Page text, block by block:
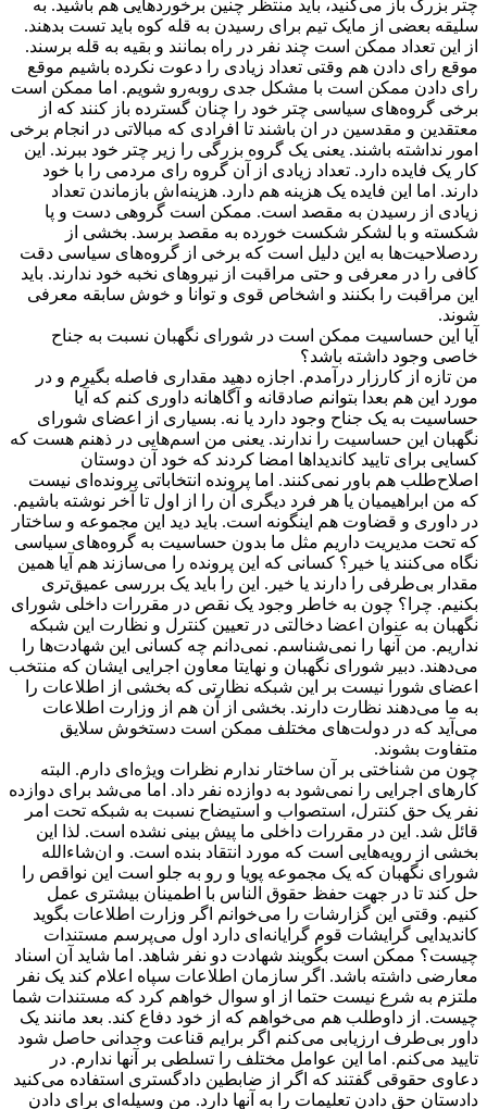
چتر بزرگ باز می‌کنید، باید منتظر چنین برخوردهایی هم باشید. به
سلیقه بعضی از مایک تیم برای رسیدن به قله کوه باید تست بدهند.
از این تعداد ممکن است چند نفر در راه بمانند و بقیه به قله برسند.
موقع رای دادن هم وقتی تعداد زیادی را دعوت نکرده باشیم موقع
رای دادن ممکن است با مشکل جدی روبه‌رو شویم. اما ممکن است
برخی گروه‌های سیاسی چتر خود را چنان گسترده باز کنند که از
معتقدین و مقدسین در ان باشند تا افرادی که مبالاتی در انجام برخی
امور نداشته باشند. یعنی یک گروه بزرگی را زیر چتر خود ببرند. این
کار یک فایده دارد. تعداد زیادی از آن گروه رای مردمی را با خود
دارند. اما این فایده یک هزینه هم دارد. هزینه‌اش بازماندن تعداد
زیادی از رسیدن به مقصد است. ممکن است گروهی دست و پا
شکسته و با لشکر شکست خورده به مقصد برسد. بخشی از
ردصلاحیت‌ها به این دلیل است که برخی از گروه‌های سیاسی دقت
کافی را در معرفی و حتی مراقبت از نیروهای نخبه خود ندارند. باید
این مراقبت را بکنند و اشخاص قوی و توانا و خوش سابقه معرفی
شوند.
آیا این حساسیت ممکن است در شورای نگهبان نسبت به جناح
خاصی وجود داشته باشد؟
من تازه از کارزار درآمدم. اجازه دهید مقداری فاصله بگیرم و در
مورد این هم بعدا بتوانم صادقانه و آگاهانه داوری کنم که آیا
حساسیت به یک جناح وجود دارد یا نه. بسیاری از اعضای شورای
نگهبان این حساسیت را ندارند. یعنی من اسم‌هایی در ذهنم هست که
کسایی برای تایید کاندیداها امضا کردند که خود آن دوستان
اصلاح‌طلب هم باور نمی‌کنند. اما پرونده انتخاباتی پرونده‌ای نیست
که من ابراهیمیان یا هر فرد دیگری آن را از اول تا آخر نوشته باشیم.
در داوری و قضاوت هم اینگونه است. باید دید این مجموعه و ساختار
که تحت مدیریت داریم مثل ما بدون حساسیت به گروه‌های سیاسی
نگاه می‌کنند یا خیر؟ کسانی که این پرونده را می‌سازند هم آیا همین
مقدار بی‌طرفی را دارند یا خیر. این را باید یک بررسی عمیق‌تری
بکنیم. چرا؟ چون به خاطر وجود یک نقص در مقررات داخلی شورای
نگهبان به عنوان اعضا دخالتی در تعیین کنترل و نظارت این شبکه
نداریم. من آنها را نمی‌شناسم. نمی‌دانم چه کسانی این شهادت‌ها را
می‌دهند. دبیر شورای نگهبان و نهایتا معاون اجرایی ایشان که منتخب
اعضای شورا نیست بر این شبکه نظارتی که بخشی از اطلاعات را
به ما می‌دهند نظارت دارند. بخشی از آن هم از وزارت اطلاعات
می‌آید که در دولت‌های مختلف ممکن است دستخوش سلایق
متفاوت بشوند.
چون من شناختی بر آن ساختار ندارم نظرات ویژه‌ای دارم. البته
کارهای اجرایی را نمی‌شود به دوازده نفر داد. اما می‌شد برای دوازده
نفر یک حق کنترل، استصواب و استیضاح نسبت به شبکه تحت امر
قائل شد. این در مقررات داخلی ما پیش بینی نشده است. لذا این
بخشی از رویه‌هایی است که مورد انتقاد بنده است. و ان‌شاءالله
شورای نگهبان که یک مجموعه پویا و رو به جلو است این نواقص را
حل کند تا در جهت حفظ حقوق الناس با اطمینان بیشتری عمل
کنیم. وقتی این گزارشات را می‌خوانم اگر وزارت اطلاعات بگوید
کاندیدایی گرایشات قوم گرایانه‌ای دارد اول می‌پرسم مستندات
چیست؟ ممکن است بگویند شهادت دو نفر شاهد. اما شاید آن اسناد
معارضی داشته باشد. اگر سازمان اطلاعات سپاه اعلام کند یک نفر
ملتزم به شرع نیست حتما از او سوال خواهم کرد که مستندات شما
چیست. از داوطلب هم می‌خواهم که از خود دفاع کند. بعد مانند یک
داور بی‌طرف ارزیابی می‌کنم اگر برایم قناعت وجدانی حاصل شود
تایید می‌کنم. اما این عوامل مختلف را تسلطی بر آنها ندارم. در
دعاوی حقوقی گفتند که اگر از ضابطین دادگستری استفاده می‌کنید
دادستان حق دادن تعلیمات را به آنها دارد. من وسیله‌ای برای دادن